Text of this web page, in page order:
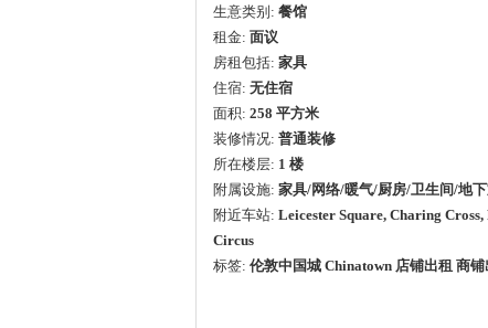
生意类别: 餐馆
租金: 面议
房租包括: 家具
住宿: 无住宿
面积: 258 平方米
装修情况: 普通装修
所在楼层: 1 楼
附属设施: 家具/网络/暖气/厨房/卫生间/地
附近车站: Leicester Square, Charing
Circus
标签: 伦敦中国城 Chinatown 店铺出租 商铺